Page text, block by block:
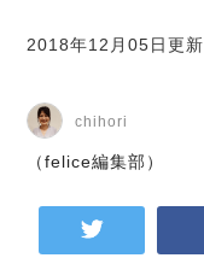
2018年12月05日更新
chihori
（felice編集部）